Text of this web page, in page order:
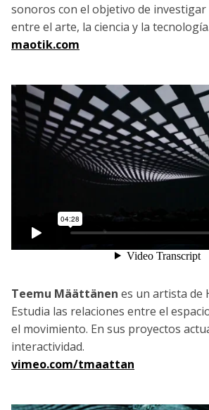
sonoros con el objetivo de investigar
entre el arte, la ciencia y la tecnología.
maotik.com
Teemu Määttänen es un artista de
Estudia las relaciones entre el
el movimiento. En sus proyectos
interactividad.
vimeo.com/tmaattan